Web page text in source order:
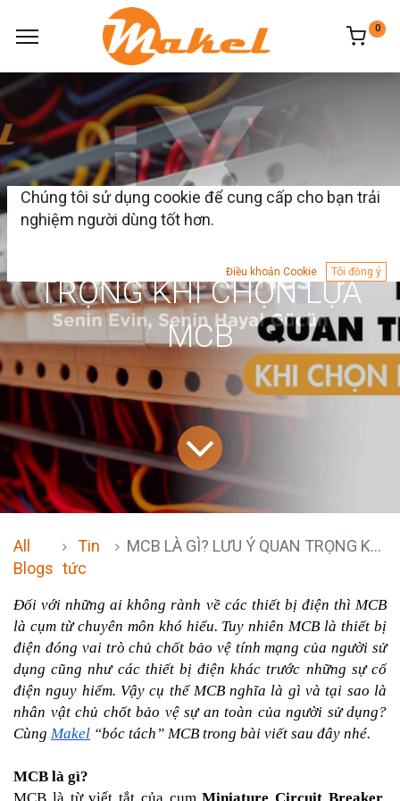
0
TRỌNG KHI CHỌN LỰA
MCB
All
Blogs
Tin
tức
MCB LÀ GÌ? LƯU Ý QUAN TRỌNG KHI CHỌN LỰA MCB
Đối với những ai không rành về các thiết bị điện thì MCB
là cụm từ chuyên môn khó hiểu. Tuy nhiên MCB là thiết bị
điện đóng vai trò chủ chốt bảo vệ tính mạng của người sử
dụng cũng như các thiết bị điện khác trước những sự cố
điện nguy hiểm. Vậy cụ thể MCB nghĩa là gì và tại sao là
nhân vật chủ chốt bảo vệ sự an toàn của người sử dụng?
Cùng Makel “bóc tách” MCB trong bài viết sau đây nhé.
MCB là gì?
Chúng tôi sử dụng cookie để cung cấp cho bạn trải
nghiệm người dùng tốt hơn.
Điều khoản Cookie Tôi đồng ý